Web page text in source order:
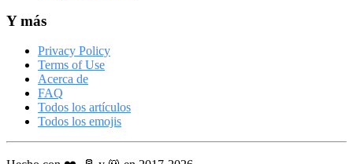
Y más
Privacy Policy
Terms of Use
Acerca de
FAQ
Todos los artículos
Todos los emojis